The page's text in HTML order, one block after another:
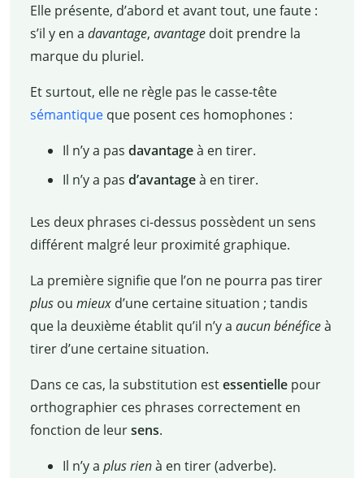
Elle présente, d’abord et avant tout, une faute :
s’il y en a davantage, avantage doit prendre la
marque du pluriel.
Et surtout, elle ne règle pas le casse-tête
sémantiqueque posent ces homophones :
Il n’y a pas davantageà en tirer.
Il n’y a pas d’avantageà en tirer.
Les deux phrases ci-dessus possèdent un sens
différent malgré leur proximité graphique.
La première signifie que l’on ne pourra pas tirer
plus ou mieux d’une certaine situation ; tandis
que la deuxième établit qu’il n’y a aucun bénéficeà
tirer d’une certaine situation.
Dans ce cas, la substitution estessentielle pour
orthographier ces phrases correctement en
fonction de leursens.
Il n’y a plus rienà en tirer (adverbe).